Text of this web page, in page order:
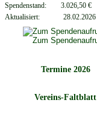
Spendenstand:        3.026,50 €
Aktualisiert:
       28.02.2026
Termine 2026
Vereins-Faltblatt